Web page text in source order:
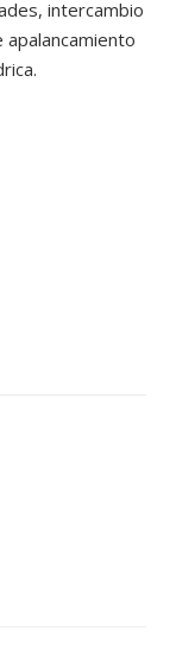
intercambio